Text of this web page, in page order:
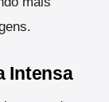
Intensa